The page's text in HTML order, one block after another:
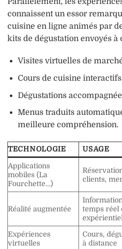
connaissent un essor
cuisine en ligne animés par
kits de dégustation envoyés à
Visites virtuelles de
Cours de cuisine
Dégustations
Menus traduits
meilleure compréhension.
TECHNOLOGIE USAGE
Applications
mobiles (La
Fourchette…)
clients,
Réalité augmentée
temps réel
expérientiel
Expériences
virtuelles
Cours,
à distance